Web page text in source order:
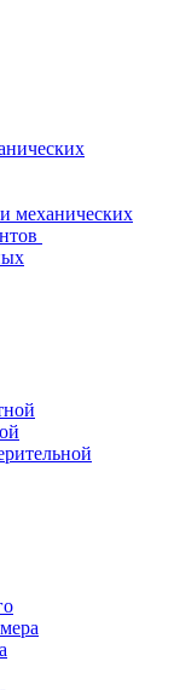
механических